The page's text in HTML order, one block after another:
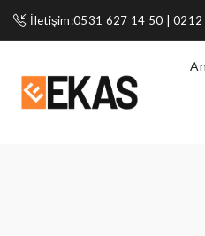
İletişim:0531 627 14 50 |